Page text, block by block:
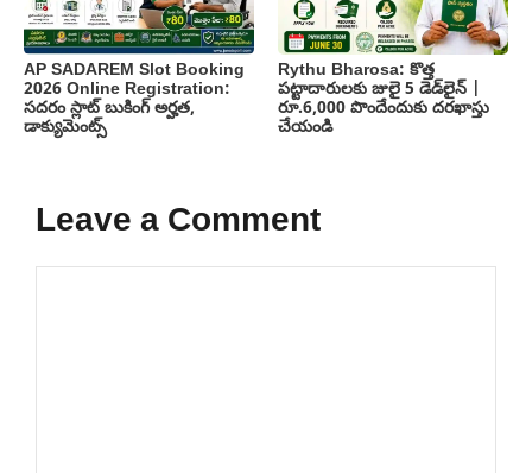
AP SADAREM Slot Booking
2026 Online Registration:
సదరం స్లాట్ బుకింగ్ అర్హత,
డాక్యుమెంట్స్
Rythu Bharosa: కొత్త
పట్టాదారులకు జులై 5 డెడ్‌లైన్ |
రూ.6,000 పొందేందుకు దరఖాస్తు
చేయండి
Leave a Comment
Comment